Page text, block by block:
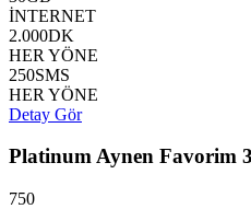
İNTERNET
2.000DK
HER YÖNE
250SMS
HER YÖNE
Detay Gör
Platinum Aynen Favorim
750